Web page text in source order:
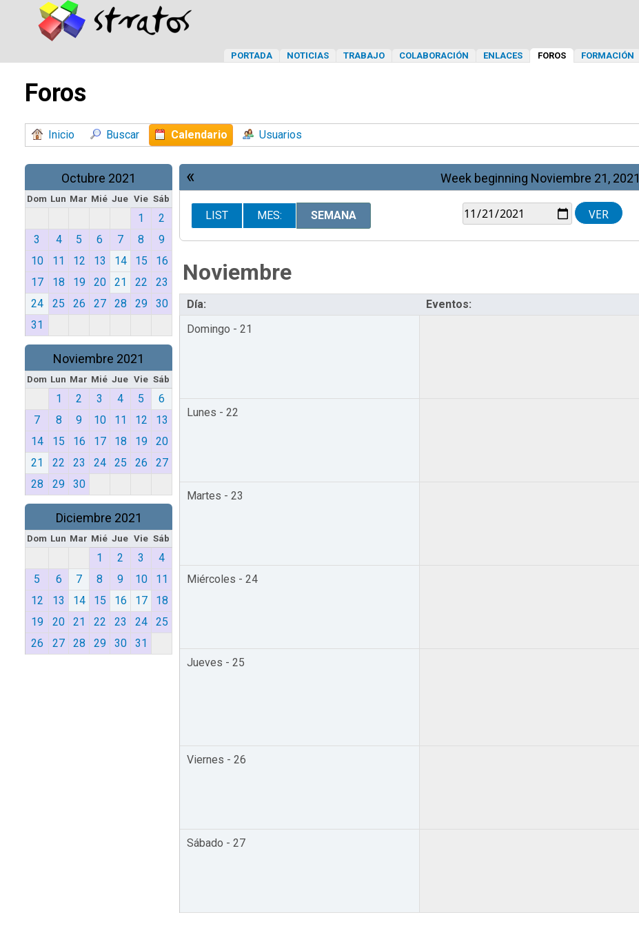
PORTADA NOTICIAS TRABAJO COLABORACIÓN ENLACES FOROS FORMACIÓN
Foros
Inicio Buscar Calendario Usuarios
Octubre 2021
Dom Lun Mar Mié Jue Vie Sáb
1
2
3
4 5 6 7 8
9
10
11 12 13 14 15
16
17
18 19 20 21 22
23
24
25 26 27 28 29
30
31
Noviembre 2021
Dom Lun Mar Mié Jue Vie Sáb
1 2 3 4 5
6
7
8 9 10 11 12
13
14
15 16 17 18 19
20
21
22 23 24 25 26
27
28
29 30
Diciembre 2021
Dom Lun Mar Mié Jue Vie Sáb
1 2 3
4
5
6 7 8 9 10
11
12
13 14 15 16 17
18
19
20 21 22 23 24
25
26
27 28 29 30 31
« Week beginning Noviembre 21, 2021
LIST MES: SEMANA
Noviembre
Día: Eventos:
Domingo - 21
Lunes - 22
Martes - 23
Miércoles - 24
Jueves - 25
Viernes - 26
Sábado - 27